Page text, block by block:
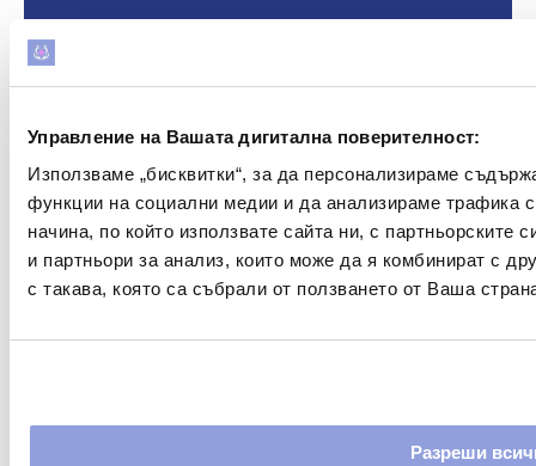
Управление на Вашата дигитална поверителност:
Използваме „бисквитки“, за да персонализираме
функции на социални медии и да анализираме трафика
начина, по който използвате сайта ни, с партньорските
и партньори за анализ, които може да я комбинират с
с такава, която са събрали от ползването от Ваша
Разреши
Неманя
време!